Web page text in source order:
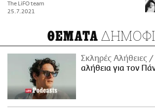
The LiFO team
25.7.2021
ΘΕΜΑΤΑ
Σκληρές Αλήθειες
αλήθεια για τον